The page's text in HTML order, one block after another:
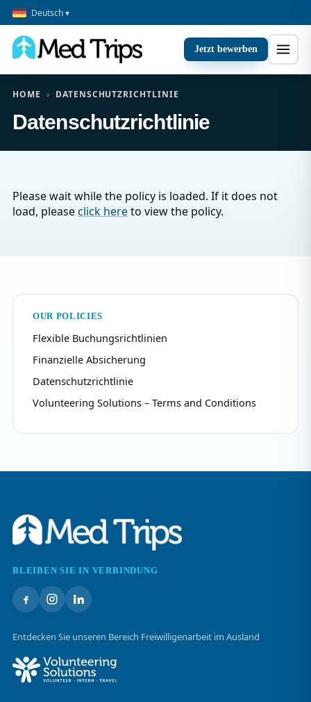
Deutsch ▾
Jetzt bewerben
HOME › DATENSCHUTZRICHTLINIE
Datenschutzrichtlinie
Please wait while the policy is loaded. If it does not
load, pleaseclick hereto view the policy.
OUR POLICIES
Flexible Buchungsrichtlinien
Finanzielle Absicherung
Datenschutzrichtlinie
Volunteering Solutions – Terms and Conditions
BLEIBEN SIE IN VERBINDUNG
Entdecken Sie unseren Bereich Freiwilligenarbeit im Ausland